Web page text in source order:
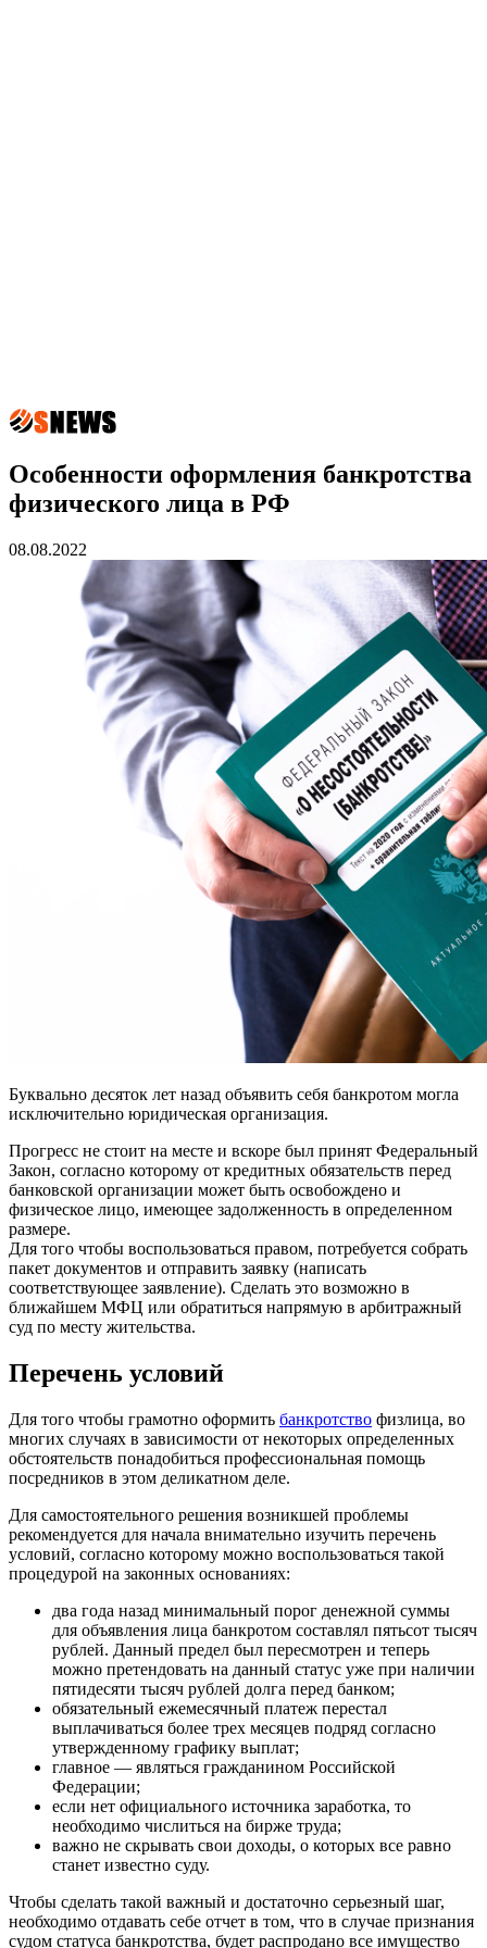
Особенности оформления банкротства
физического лица в РФ
08.08.2022
Буквально десяток лет назад объявить себя банкротом могла
исключительно юридическая организация.
Прогресс не стоит на месте и вскоре был принят Федеральный
Закон, согласно которому от кредитных обязательств перед
банковской организации может быть освобождено и
физическое лицо, имеющее задолженность в определенном
размере.
Для того чтобы воспользоваться правом, потребуется собрать
пакет документов и отправить заявку (написать
соответствующее заявление). Сделать это возможно в
ближайшем МФЦ или обратиться напрямую в арбитражный
суд по месту жительства.
Перечень условий
Для того чтобы грамотно оформить банкротство физлица, во
многих случаях в зависимости от некоторых определенных
обстоятельств понадобиться профессиональная помощь
посредников в этом деликатном деле.
Для самостоятельного решения возникшей проблемы
рекомендуется для начала внимательно изучить перечень
условий, согласно которому можно воспользоваться такой
процедурой на законных основаниях:
два года назад минимальный порог денежной суммы
для объявления лица банкротом составлял пятьсот тысяч
рублей. Данный предел был пересмотрен и теперь
можно претендовать на данный статус уже при наличии
пятидесяти тысяч рублей долга перед банком;
обязательный ежемесячный платеж перестал
выплачиваться более трех месяцев подряд согласно
утвержденному графику выплат;
главное — являться гражданином Российской
Федерации;
если нет официального источника заработка, то
необходимо числиться на бирже труда;
важно не скрывать свои доходы, о которых все равно
станет известно суду.
Чтобы сделать такой важный и достаточно серьезный шаг,
необходимо отдавать себе отчет в том, что в случае признания
судом статуса банкротства, будет распродано все имущество